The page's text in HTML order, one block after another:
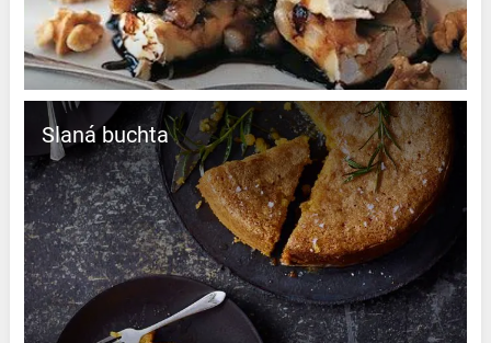
Slaná buchta